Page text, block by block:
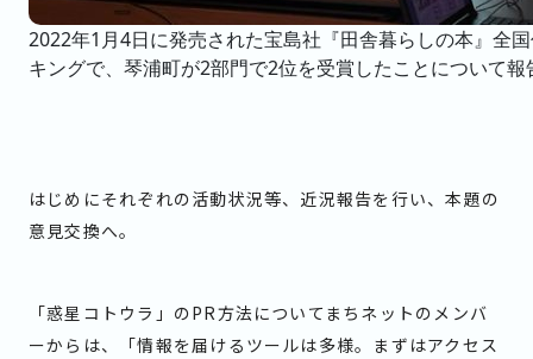
2022年1月4日に発売された宝島社『田舎暮らしの本』全
キングで、琴浦町が2部門で2位を受賞したことについて報
はじめにそれぞれの活動状況等、近況報告を行い、本題の
意見交換へ。
「惑星コトウラ」のPR方法についてまちネットのメンバ
ーからは、「情報を届けるツールは多様。まずはアクセス